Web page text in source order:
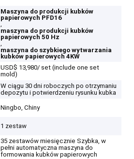
Maszyna do produkcji kubków
papierowych PFD16
,
maszyna do produkcji kubków
papierowych 50 Hz
,
maszyna do szybkiego wytwarzania
kubków papierowych 4KW
USD$ 13,980/ set (include one set
mold)
W ciągu 30 dni roboczych po otrzymaniu
depozytu i potwierdzeniu rysunku kubka
Ningbo, Chiny
1 zestaw
35 zestawów miesięcznie Szybka, w
pełni automatyczna maszyna do
formowania kubków papierowych